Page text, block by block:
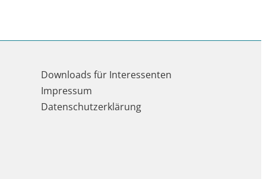
Downloads für Interessenten
Impressum
Datenschutzerklärung